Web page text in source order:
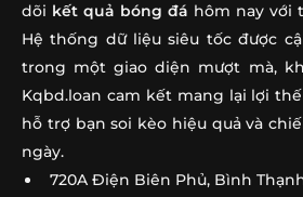
dõi kết quả bóng đá hôm nay với
Hệ thống dữ liệu siêu tốc được
trong một giao diện mượt mà,
Kqbd.loan cam kết mang lại lợi
hỗ trợ bạn soi kèo hiệu quả và
ngày.
720A Điện Biên Phủ, Bình